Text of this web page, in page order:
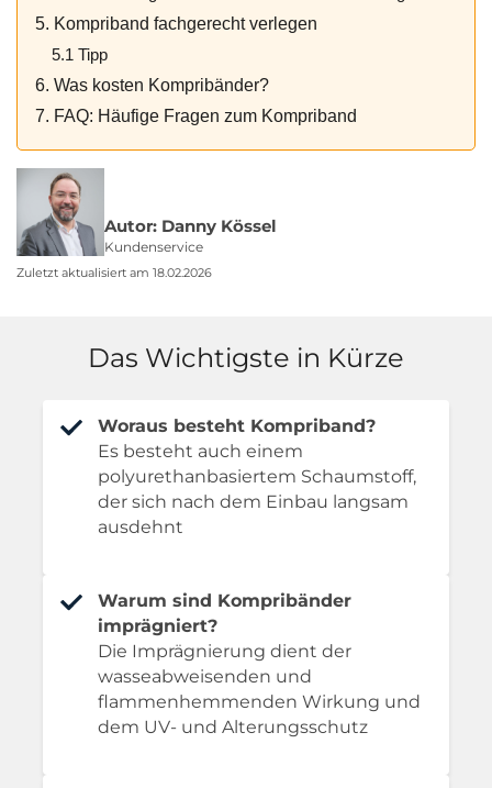
5. Kompriband fachgerecht verlegen
5.1 Tipp
6. Was kosten Kompribänder?
7. FAQ: Häufige Fragen zum Kompriband
Autor: Danny Kössel
Kundenservice
Zuletzt aktualisiert am 18.02.2026
Das Wichtigste in Kürze
Woraus besteht Kompriband?
Es besteht auch einem
polyurethanbasiertem Schaumstoff,
der sich nach dem Einbau langsam
ausdehnt
Warum sind Kompribänder
imprägniert?
Die Imprägnierung dient der
wasseabweisenden und
flammenhemmenden Wirkung und
dem UV- und Alterungsschutz